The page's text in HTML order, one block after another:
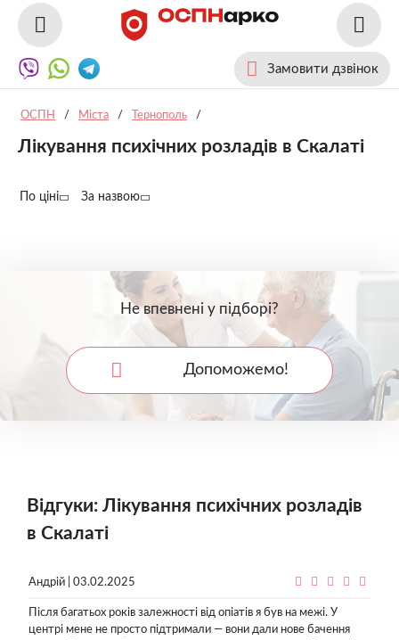
Замовити дзвінок
ОСПН / Міста / Тернополь /
Лікування психічних розладів в Скалаті
По ціні За назвою
Не впевнені у підборі?
Допоможемо!
Відгуки: Лікування психічних розладів
в Скалаті
Андрій | 03.02.2025
Після багатьох років залежності від опіатів я був на межі. У
центрі мене не просто підтримали — вони дали нове бачення